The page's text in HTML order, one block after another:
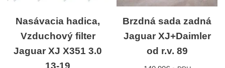
Nasávacia hadica,
Vzduchový filter
Jaguar XJ X351 3.0
13-19
Brzdná sada zadná
Jaguar XJ+Daimler
od r.v. 89